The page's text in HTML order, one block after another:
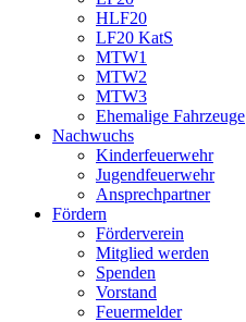
HLF20
LF20 KatS
MTW1
MTW2
MTW3
Ehemalige Fahrzeuge
Nachwuchs
Kinderfeuerwehr
Jugendfeuerwehr
Ansprechpartner
Fördern
Förderverein
Mitglied werden
Spenden
Vorstand
Feuermelder